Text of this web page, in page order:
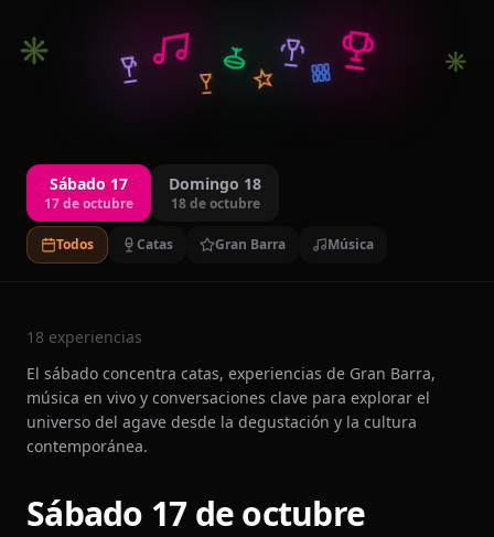
✳ ✳
Sábado 17
17 de octubre
Domingo 18
18 de octubre
Todos Catas Gran Barra Música
18 experiencias
El sábado concentra catas, experiencias de Gran Barra,
música en vivo y conversaciones clave para explorar el
universo del agave desde la degustación y la cultura
contemporánea.
Sábado 17 de octubre